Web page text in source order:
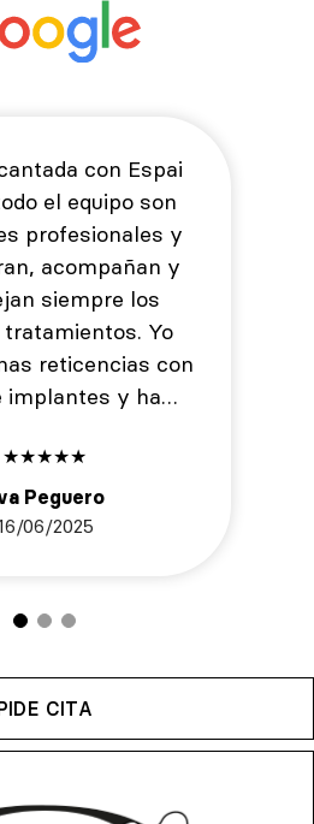
con Espai
el equipo son
profesionales y
acompañan y
siempre los
Yo
reticencias con
implantes y ha…
★★★★★
Peguero
06/2025
CITA